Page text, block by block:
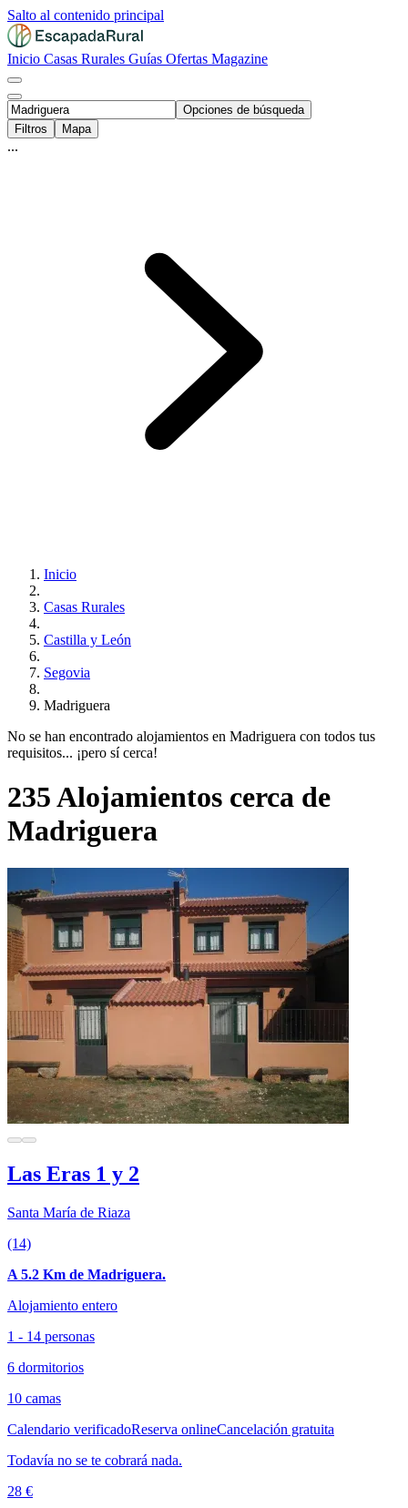
Salto al contenido principal
Inicio Casas Rurales Guías Ofertas Magazine
Opciones de búsqueda
Filtros
Mapa
...
Inicio
Casas Rurales
Castilla y León
Segovia
Madriguera
No se han encontrado alojamientos en Madriguera con todos tus
requisitos... ¡pero sí cerca!
235 Alojamientos cerca de
Madriguera
Las Eras 1 y 2
Santa María de Riaza
(14)
A 5.2 Km de Madriguera.
Alojamiento entero
1 - 14 personas
6 dormitorios
10 camas
Calendario verificadoReserva onlineCancelación gratuita
Todavía no se te cobrará nada.
28 €